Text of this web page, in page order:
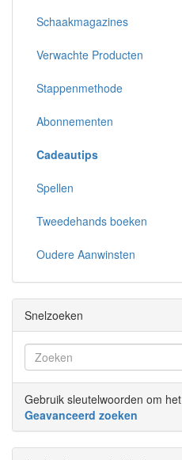
Schaakmagazines
Verwachte Producten
Stappenmethode
Abonnementen
Cadeautips
Spellen
Tweedehands boeken
Oudere Aanwinsten
Snelzoeken
Gebruik sleutelwoorden om
Geavanceerd zoeken